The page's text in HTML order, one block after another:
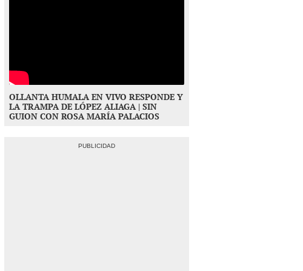
OLLANTA HUMALA EN VIVO RESPONDE Y
LA TRAMPA DE LÓPEZ ALIAGA | SIN
GUION CON ROSA MARÍA PALACIOS